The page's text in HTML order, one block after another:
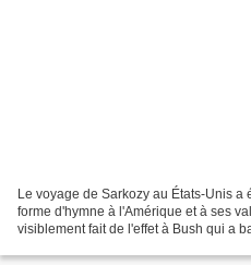
Le voyage de Sarkozy au États-Unis a
forme d'hymne à l'Amérique et à ses
visiblement fait de l'effet à Bush qui a